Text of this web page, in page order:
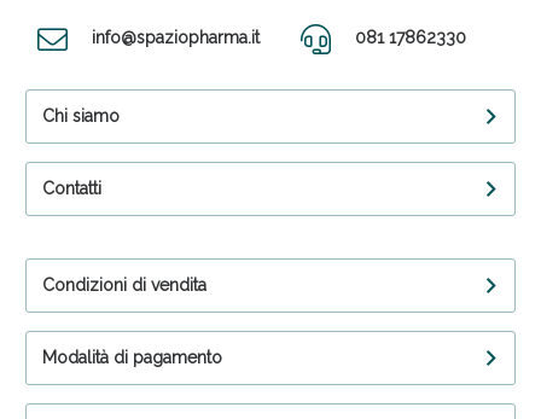
info@spaziopharma.it 081 17862330
Chi siamo
Contatti
Condizioni di vendita
Modalità di pagamento